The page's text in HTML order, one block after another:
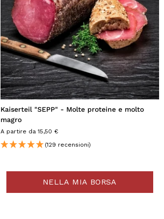
Kaiserteil "SEPP" - Molte proteine e molto
magro
A partire da 15,50 €
(129 recensioni)
NELLA MIA BORSA